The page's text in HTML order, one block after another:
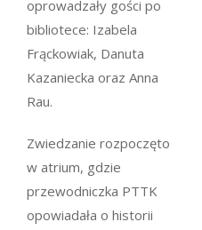
oprowadzały gości po
bibliotece: Izabela
Frąckowiak, Danuta
Kazaniecka oraz Anna
Rau.
Zwiedzanie rozpoczęto
w atrium, gdzie
przewodniczka PTTK
opowiadała o historii